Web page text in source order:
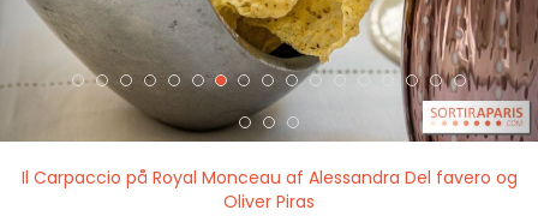
Il Carpaccio på Royal Monceau af Alessandra Del favero og
Oliver Piras